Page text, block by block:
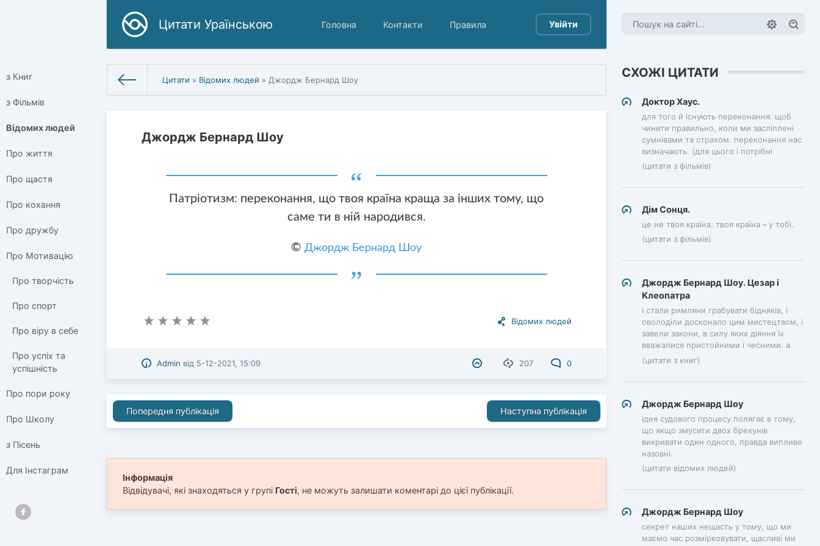
Цитати Ураїнською Головна Контакти Правила Увійти
з Книг
з Фільмів
Відомих людей
Про життя
Про щастя
Про кохання
Про дружбу
Про Мотивацію
Про творчість
Про спорт
Про віру в себе
Про успіх та
успішність
Про пори року
Про Школу
з Пісень
Для Інстаграм
Цитати » Відомих людей » Джордж Бернард Шоу
Джордж Бернард Шоу
Патріотизм: переконання, що твоя країна краща за інших тому, що
саме ти в ній народився.
©Джордж Бернард Шоу
Відомих людей
207 0
Admin від 5-12-2021, 15:09
СХОЖІ ЦИТАТИ
Доктор Хаус.
для того й існують переконання. щоб
чинити правильно, коли ми засліплені
сумнівами та страхом. переконання нас
визначають. (для цього і потрібні
(цитати з фільмів)
Дім Сонця.
це не твоя країна. твоя країна – у тобі.
(цитати з фільмів)
Джордж Бернард Шоу. Цезар і
Клеопатра
і стали римляни грабувати бідняків, і
оволоділи досконало цим мистецтвом, і
завели закони, в силу яких діяння їх
вважалися пристойними і чесними. а
(цитати з книг)
Джордж Бернард Шоу
ідея судового процесу полягає в тому,
що якщо змусити двох брехунів
викривати один одного, правда випливе
назовні.
(цитати відомих людей)
Джордж Бернард Шоу
секрет наших нещасть у тому, що ми
маємо час розмірковувати, щасливі ми
Попередня публікація Наступна публікація
Інформація
Відвідувачі, які знаходяться у групі Гості, не можуть залишати коментарі до цієї публікації.